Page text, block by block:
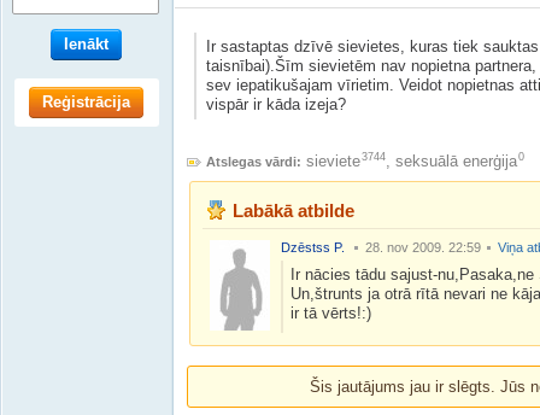
Ir sastaptas dzīvē sievietes, kuras tiek
taisnībai).Šīm sievietēm nav nopietna
sev iepatikušajam vīrietim. Veidot nopietnas
vispār ir kāda izeja?
Atslegas vārdi: sieviete3744, seksuālā enerģija0
Labākā atbilde
Dzēstss P. 28. nov 2009. 22:59 Viņa
Ir nācies tādu sajust-
Un,štrunts ja otrā rītā nevari ne
ir tā vērts!:)
Šis jautājums jau ir slēgts. Jūs
Ienākt
Reģistrācija